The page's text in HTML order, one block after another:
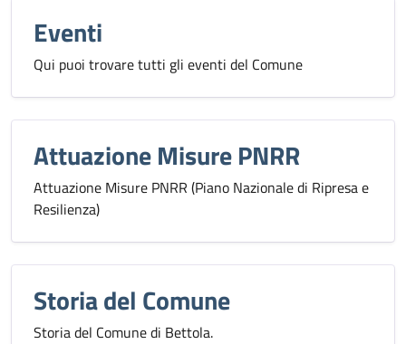
Eventi
Qui puoi trovare tutti gli eventi del Comune
Attuazione Misure PNRR
Attuazione Misure PNRR (Piano Nazionale di Ripresa e
Resilienza)
Storia del Comune
Storia del Comune di Bettola.